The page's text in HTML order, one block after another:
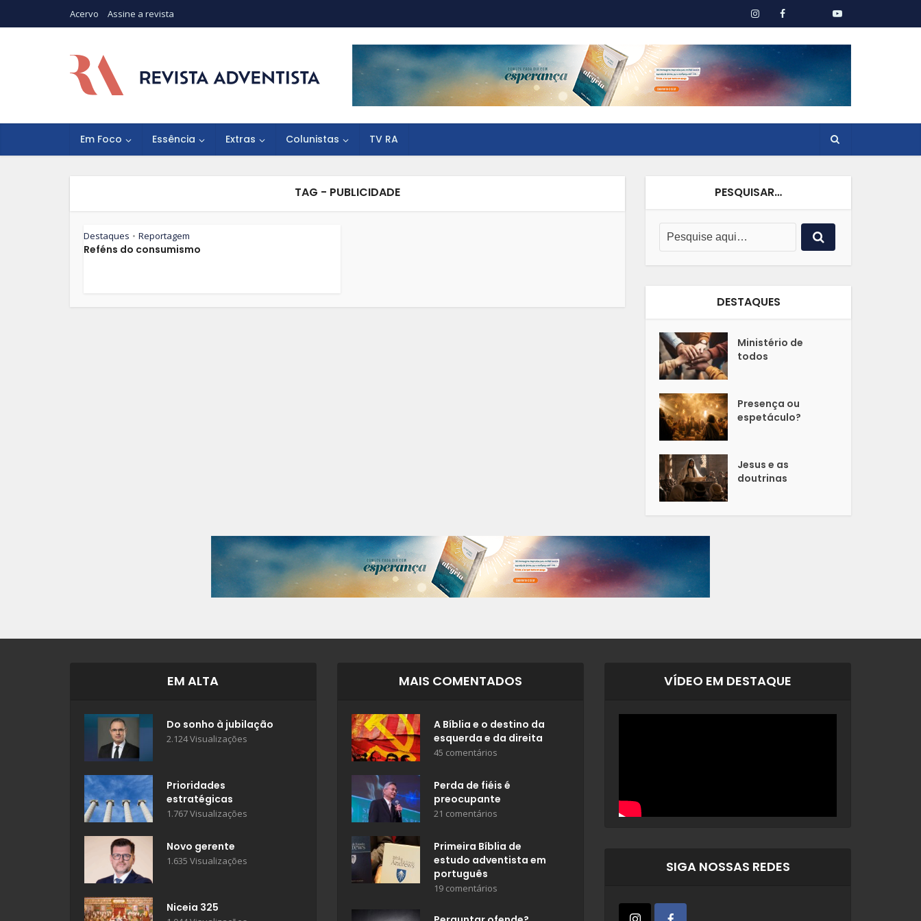
Acervo Assine a revista
Em Foco Essência Extras Colunistas TV RA
TAG - PUBLICIDADE
Destaques • Reportagem
Reféns do consumismo
PESQUISAR…
DESTAQUES
Ministério de
todos
Presença ou
espetáculo?
Jesus e as
doutrinas
EM ALTA
Do sonho à jubilação
2.124 Visualizações
Prioridades
estratégicas
1.767 Visualizações
Novo gerente
1.635 Visualizações
Niceia 325
MAIS COMENTADOS
A Bíblia e o destino da
esquerda e da direita
45 comentários
Perda de fiéis é
preocupante
21 comentários
Primeira Bíblia de
estudo adventista em
português
19 comentários
VÍDEO EM DESTAQUE
SIGA NOSSAS REDES